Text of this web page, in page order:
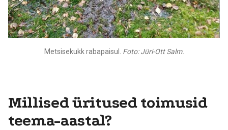
Metsisekukk rabapaisul. Foto: Jüri-Ott Salm.
Millised üritused toimusid
teema-aastal?